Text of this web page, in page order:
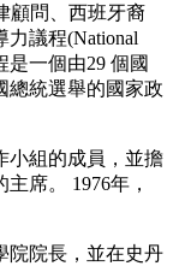
顧問、西班牙裔
議程(National
是一個由29 個國
總統選舉的國家政
小組的成員，並擔
席。 1976年，
院院長，並在史丹